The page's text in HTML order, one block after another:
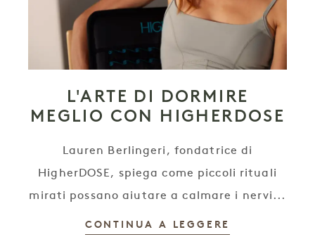
L'ARTE DI DORMIRE
MEGLIO CON HIGHERDOSE
Lauren Berlingeri, fondatrice di
HigherDOSE, spiega come piccoli rituali
mirati possano aiutare a calmare i nervi...
CONTINUA A LEGGERE